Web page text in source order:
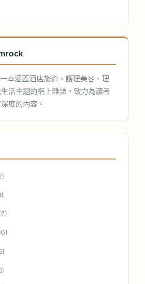
本涵蓋酒店旅遊、護理美容、理
活主題的網上雜誌，致力為讀者
度的內容。